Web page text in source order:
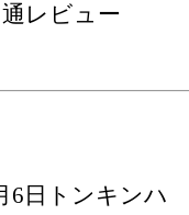
レビュー
6日トンキンハ